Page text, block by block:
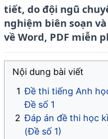
tiết, do đội ngũ
nghiệm biên soạn
về Word, PDF miễn
Nội dung bài viết
Đề thi tiếng Anh
Đề số 1
Đáp án đề thi học
(Đề số 1)